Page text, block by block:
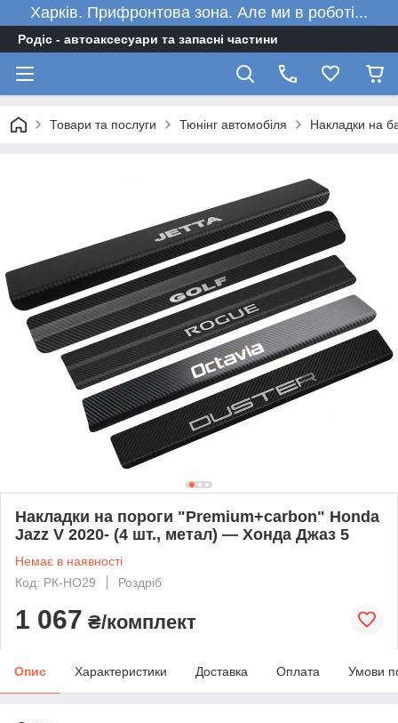
Харків. Прифронтова зона. Але ми в роботі...
Родіс - автоаксесуари та запасні частини
Товари та послуги Тюнінг автомобіля Накладки на
Накладки на пороги "Premium+carbon" Honda
Jazz V 2020- (4 шт., метал) — Хонда Джаз 5
Немає в наявності
Код: PК-HO29
Роздріб
1 067 ₴/комплект
Опис Характеристики Доставка Оплата Умови